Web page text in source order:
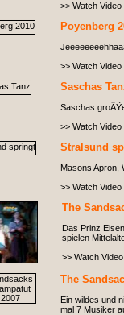
>> Watch Video
Poyenberg
>> Watch Video
Saschas
Saschas
>> Watch Video
Stralsund
Masons Apron,
>> Watch Video
The
Das Prinz
spielen
>> Watch Video
The
Ein wildes und
mal 7 Musiker